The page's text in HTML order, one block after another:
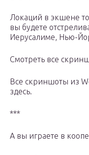
Локаций в экшене
вы будете
Иерусалиме, Нью-
Смотреть все
Все скриншоты из
здесь.
***
А вы играете в